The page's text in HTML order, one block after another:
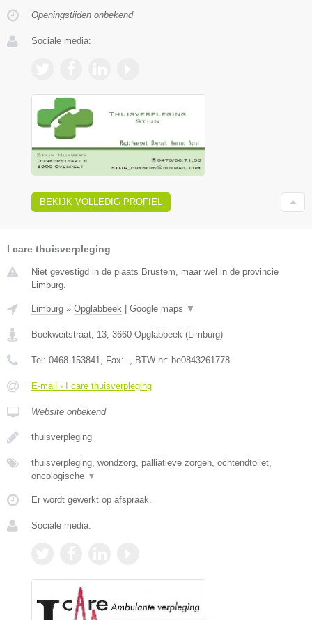
Openingstijden onbekend
Sociale media:
BEKIJK VOLLEDIG PROFIEL
I care thuisverpleging
Niet gevestigd in de plaats Brustem, maar wel in de provincie
Limburg.
Limburg » Opglabbeek Google maps ▼
Boekweitstraat, 13, 3660 Opglabbeek (Limburg)
Tel: 0468 153841, Fax: -, BTW-nr: be0843261778
E-mail › I care thuisverpleging
Website onbekend
thuisverpleging
thuisverpleging, wondzorg, palliatieve zorgen, ochtendtoilet,
oncologische ▼
Er wordt gewerkt op afspraak.
Sociale media: